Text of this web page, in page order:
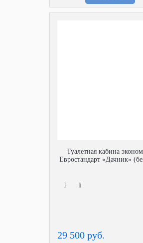
Туалетная кабина
Евростандарт «Дачник»
29 500 руб.